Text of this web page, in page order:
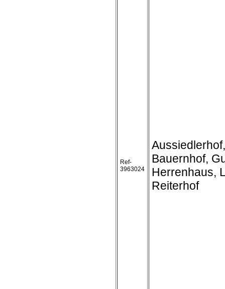
Ref-
3963024
Bauernhof,
Herrenhaus,
Reiterhof